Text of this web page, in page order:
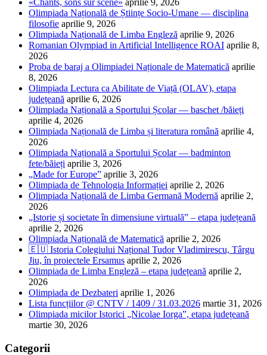
Olimpiada Națională de Științe Socio-Umane — disciplina
filosofie aprilie 9, 2026
Olimpiada Națională de Limba Engleză aprilie 9, 2026
Romanian Olympiad in Artificial Intelligence ROAI aprilie 8,
2026
Proba de baraj a Olimpiadei Naționale de Matematică aprilie
8, 2026
Olimpiada Lectura ca Abilitate de Viață (OLAV), etapa
județeană aprilie 6, 2026
Olimpiada Națională a Sportului Școlar — baschet /băieți
aprilie 4, 2026
Olimpiada Națională de Limba și literatura română aprilie 4,
2026
Olimpiada Națională a Sportului Școlar — badminton
fete/băieți aprilie 3, 2026
„Made for Europe” aprilie 3, 2026
Olimpiada de Tehnologia Informației aprilie 2, 2026
Olimpiada Națională de Limba Germană Modernă aprilie 2,
2026
„Istorie și societate în dimensiune virtuală” – etapa județeană
aprilie 2, 2026
Olimpiada Națională de Matematică aprilie 2, 2026
🇪🇺 Istoria Colegiului Național Tudor Vladimirescu, Târgu
Jiu, în proiectele Ersamus aprilie 2, 2026
Olimpiada de Limba Engleză – etapa județeană aprilie 2,
2026
Olimpiada de Dezbateri aprilie 1, 2026
Lista funcțiilor @ CNTV / 1409 / 31.03.2026 martie 31, 2026
Olimpiada micilor Istorici „Nicolae Iorga”, etapa județeană
martie 30, 2026
Categorii